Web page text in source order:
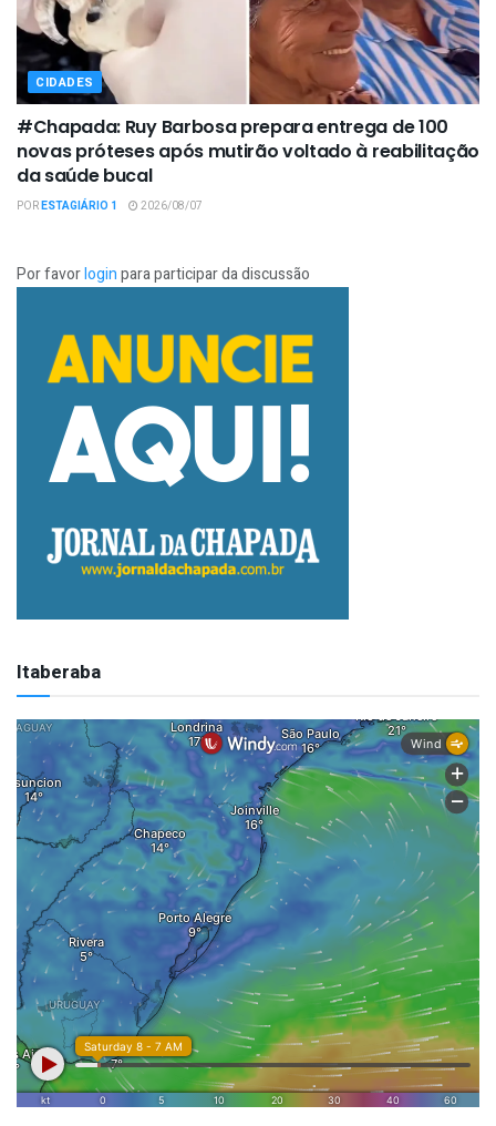
CIDADES
#Chapada: Ruy Barbosa prepara entrega de 100
novas próteses após mutirão voltado à reabilitação
da saúde bucal
PORESTAGIÁRIO 1 2026/08/07
Por favorloginpara participar da discussão
Itaberaba